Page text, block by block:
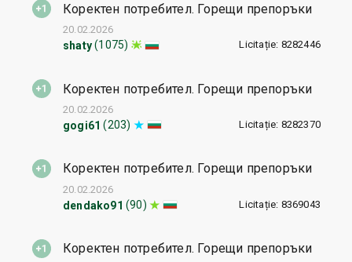
Коректен потребител. Горещи препоръки
shaty (1075) Licitație: 8282446
20.02.2026
Коректен потребител. Горещи препоръки
gogi61 (203) Licitație: 8282370
20.02.2026
Коректен потребител. Горещи препоръки
dendako91 (90) Licitație: 8369043
20.02.2026
Коректен потребител. Горещи препоръки